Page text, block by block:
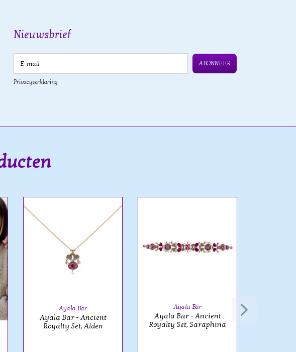
Nieuwsbrief
E-mail
ABONNEER
Privacyverklaring
Ayala Bar
Ayala Bar - Ancient
Royalty Set, Alden
Ayala Bar
Ayala Bar - Ancient
Royalty Set, Saraphina